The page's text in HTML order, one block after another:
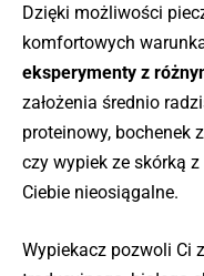
Dzięki możliwości
komfortowych
eksperymenty z
założenia średnio
proteinowy, bochenek
czy wypiek ze skórką
Ciebie nieosiągalne.
Wypiekacz pozwoli Ci